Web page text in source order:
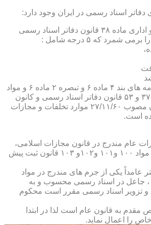
اسناد رسمی در ایران وجود دارد:
۱-مسئولیت انتظامی و اداری ماده ۳۸ قانون دفاتر اسناد رسمی
شمرد که ۵ درجه شامل :
و طبق ماده ۲۹ آئین نامه های بند ۴ ماده ۶ و تبصره ۲ ماده ۶ و مواد
۱۴- ۱۷-۱۹-۲۰-۲۴-۲۸-۳۷ و ۵۳ قانون دفاتر اسناد رسمی و کانون
سردفتران و دفتریاران مصوب ۲۷/۱۱/۶۰ موارد تخلفات و مجازات
است.
عام مندرج در قانون مجازات اسلامی،
مقررات خاصی نیز در مواد ۱۰۰ و۱۰۱ و۱۰۲و ۱۰۳ قانون ثبت پیش
عامداً یکی از جرم های مندرج در مواد
جاعل در اسناد رسمی محسوب و به
و تزویر اسناد رسمی مقرر است محکوم
مقدم به قانون عام است لذا در ابتدا
را اعمال نماید.